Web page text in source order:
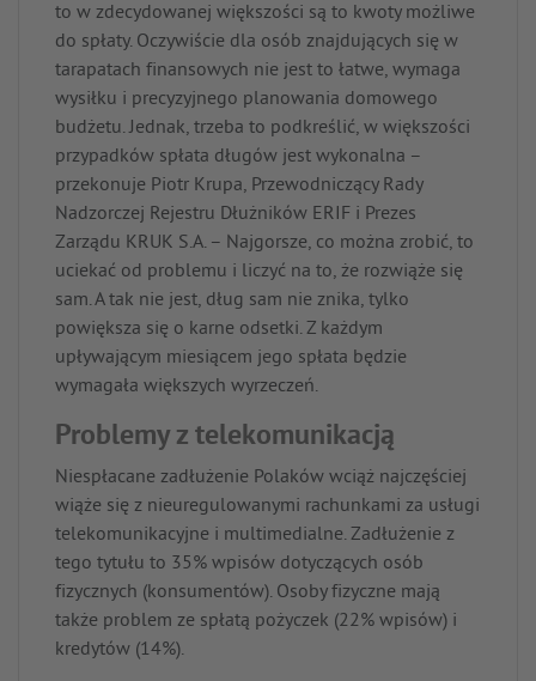
to w zdecydowanej większości są to kwoty możliwe
do spłaty. Oczywiście dla osób znajdujących się w
tarapatach finansowych nie jest to łatwe, wymaga
wysiłku i precyzyjnego planowania domowego
budżetu. Jednak, trzeba to podkreślić, w większości
przypadków spłata długów jest wykonalna –
przekonuje Piotr Krupa, Przewodniczący Rady
Nadzorczej Rejestru Dłużników ERIF i Prezes
Zarządu KRUK S.A. ­– Najgorsze, co można zrobić, to
uciekać od problemu i liczyć na to, że rozwiąże się
sam. A tak nie jest, dług sam nie znika, tylko
powiększa się o karne odsetki. Z każdym
upływającym miesiącem jego spłata będzie
wymagała większych wyrzeczeń.
Problemy z telekomunikacją
Niespłacane zadłużenie Polaków wciąż najczęściej
wiąże się z nieuregulowanymi rachunkami za usługi
telekomunikacyjne i multimedialne. Zadłużenie z
tego tytułu to 35% wpisów dotyczących osób
fizycznych (konsumentów). Osoby fizyczne mają
także problem ze spłatą pożyczek (22% wpisów) i
kredytów (14%).